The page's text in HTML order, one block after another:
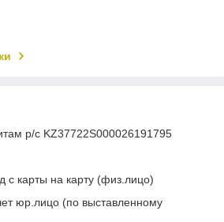
р/с KZ37722S000026191795
с карты на карту (физ.лицо)
юр.лицо (по выставленному